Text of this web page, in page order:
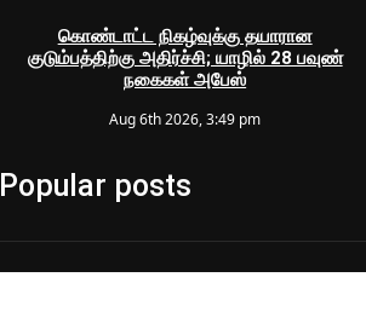
கொண்டாட்ட நிகழ்வுக்கு தயாரான
குடும்பத்திற்கு அதிர்ச்சி; யாழில் 28 பவுண்
நகைகள் அபேஸ்
Aug 6th 2026, 3:49 pm
Popular posts